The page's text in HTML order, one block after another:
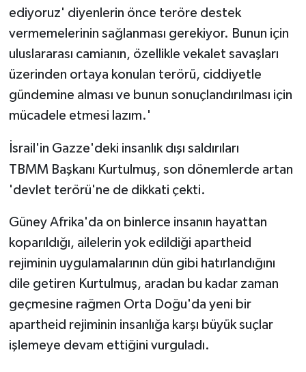
ediyoruz' diyenlerin önce teröre destek
vermemelerinin sağlanması gerekiyor. Bunun için
uluslararası camianın, özellikle vekalet savaşları
üzerinden ortaya konulan terörü, ciddiyetle
gündemine alması ve bunun sonuçlandırılması için
mücadele etmesi lazım.'
İsrail'in Gazze'deki insanlık dışı saldırıları
TBMM Başkanı Kurtulmuş, son dönemlerde artan
'devlet terörü'ne de dikkati çekti.
Güney Afrika'da on binlerce insanın hayattan
koparıldığı, ailelerin yok edildiği apartheid
rejiminin uygulamalarının dün gibi hatırlandığını
dile getiren Kurtulmuş, aradan bu kadar zaman
geçmesine rağmen Orta Doğu'da yeni bir
apartheid rejiminin insanlığa karşı büyük suçlar
işlemeye devam ettiğini vurguladı.